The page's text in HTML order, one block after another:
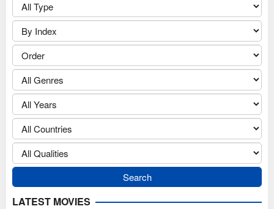
LATEST MOVIES